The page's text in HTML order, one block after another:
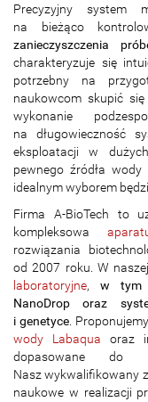
Precyzyjny system
na bieżąco
zanieczyszczenia
charakteryzuje się
potrzebny na
naukowcom skupić
wykonanie
na długowieczność
eksploatacji w
pewnego źródła
idealnym wyborem
Firma A-BioTech to
kompleksowa
rozwiązania
od 2007 roku. W
laboratoryjne,w tym
NanoDrop oraz
i genetyce.
wody Labaqua oraz
dopasowane do
Nasz wykwalifikowany
naukowe w realizacji